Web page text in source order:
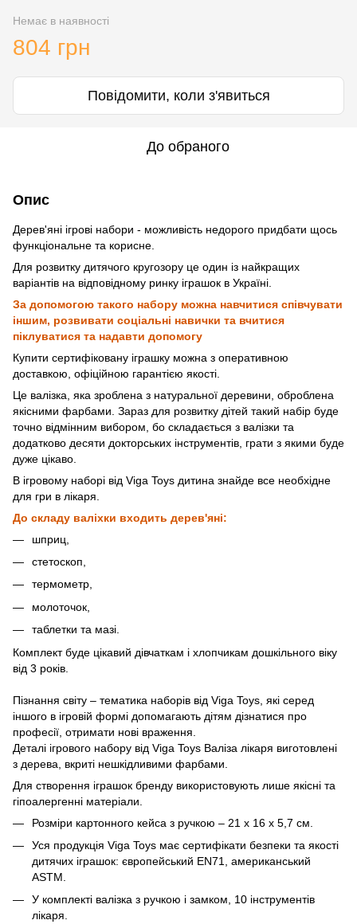
Немає в наявності
804 грн
Повідомити, коли з'явиться
До обраного
Опис
Дерев'яні ігрові набори - можливість недорого придбати щось
функціональне та корисне.
Для розвитку дитячого кругозору це один із найкращих
варіантів на відповідному ринку іграшок в Україні.
За допомогою такого набору можна навчитися співчувати
іншим, розвивати соціальні навички та вчитися
піклуватися та надавти допомогу
Купити сертифіковану іграшку можна з оперативною
доставкою, офіційною гарантією якості.
Це валізка, яка зроблена з натуральної деревини, оброблена
якісними фарбами. Зараз для розвитку дітей такий набір буде
точно відмінним вибором, бо складається з валізки та
додатково десяти докторських інструментів, грати з якими буде
дуже цікаво.
В ігровому наборі від Viga Toys дитина знайде все необхідне
для гри в лікаря.
До складу валіхки входить дерев'яні:
шприц,
стетоскоп,
термометр,
молоточок,
таблетки та мазі.
Комплект буде цікавий дівчаткам і хлопчикам дошкільного віку
від 3 років.
Пізнання світу – тематика наборів від Viga Toys, які серед
іншого в ігровій формі допомагають дітям дізнатися про
професії, отримати нові враження.
Деталі ігрового набору від Viga Toys Валіза лікаря виготовлені
з дерева, вкриті нешкідливими фарбами.
Для створення іграшок бренду використовують лише якісні та
гіпоалергенні матеріали.
Розміри картонного кейса з ручкою – 21 х 16 х 5,7 см.
Уся продукція Viga Toys має сертифікати безпеки та якості
дитячих іграшок: європейський EN71, американський
ASTM.
У комплекті валізка з ручкою і замком, 10 інструментів
лікаря.